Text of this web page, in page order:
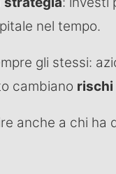
nel tempo.
gli stessi:
cambiano rischi
anche a chi